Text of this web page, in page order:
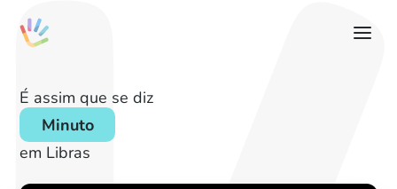
É assim que se diz
Minuto
em Libras